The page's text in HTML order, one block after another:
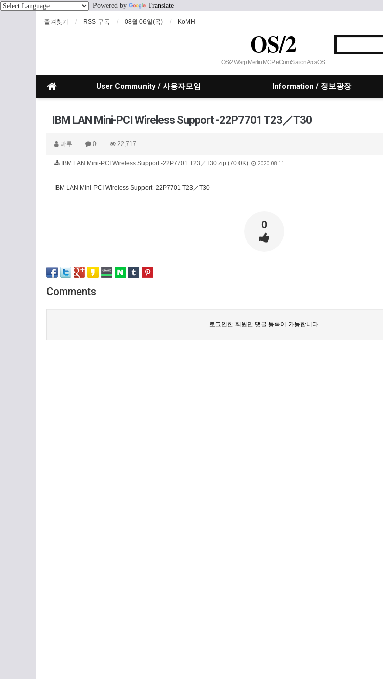
Powered by Translate
즐겨찾기 RSS 구독 08월 06일(목) KoMH
OS/2
OS/2 Warp Merlin MCP eComStation ArcaOS
User Community / 사용자모임 Information / 정보광장
IBM LAN Mini-PCI Wireless Support -22P7701 T23／T30
마루 0 22,717
IBM LAN Mini-PCI Wireless Support -22P7701 T23／T30.zip (70.0K) 2020.08.11
IBM LAN Mini-PCI Wireless Support -22P7701 T23／T30
0
Comments
로그인한 회원만 댓글 등록이 가능합니다.